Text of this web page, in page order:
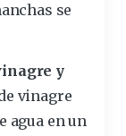
se
y
vinagre
agua en un